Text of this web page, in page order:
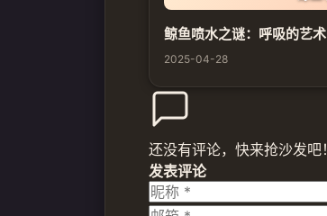
鲸鱼喷水之谜：呼吸的艺术
2025-04-28
还没有评论，快来抢沙发吧！
发表评论